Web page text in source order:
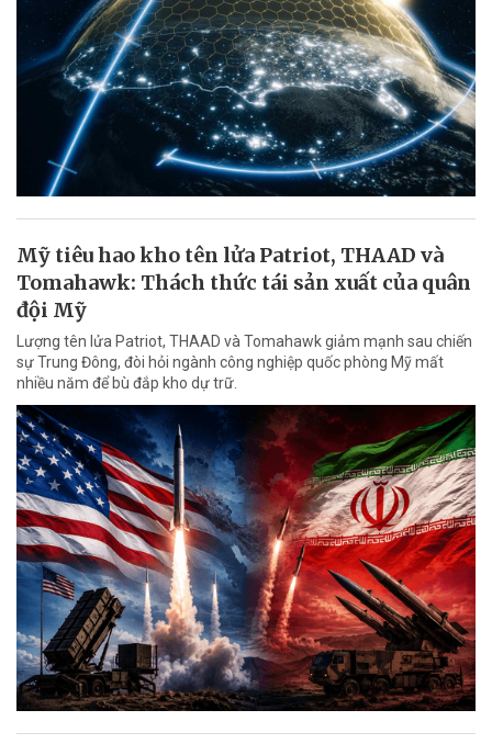
Mỹ tiêu hao kho tên lửa Patriot, THAAD và
Tomahawk: Thách thức tái sản xuất của quân
đội Mỹ
Lượng tên lửa Patriot, THAAD và Tomahawk giảm mạnh sau chiến
sự Trung Đông, đòi hỏi ngành công nghiệp quốc phòng Mỹ mất
nhiều năm để bù đắp kho dự trữ.